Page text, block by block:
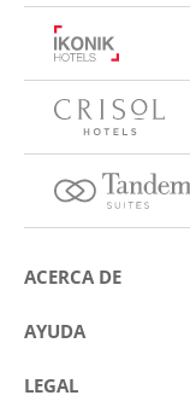
ACERCA DE
Sobre Eurostars
Concursos
AYUDA
Contactar
LEGAL